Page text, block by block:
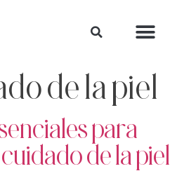
de la piel
para
de la piel